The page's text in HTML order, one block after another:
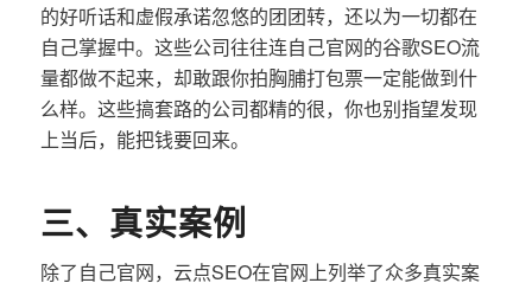
的好听话和虚假承诺忽悠的团团转，还以为一切都在
自己掌握中。这些公司往往连自己官网的谷歌SEO流
量都做不起来，却敢跟你拍胸脯打包票一定能做到什
么样。这些搞套路的公司都精的很，你也别指望发现
上当后，能把钱要回来。
三、真实案例
除了自己官网，云点SEO在官网上列举了众多真实案